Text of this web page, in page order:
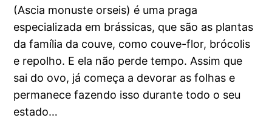
(Ascia monuste orseis) é uma praga
especializada em brássicas, que são as plantas
da família da couve, como couve-flor, brócolis
e repolho. E ela não perde tempo. Assim que
sai do ovo, já começa a devorar as folhas e
permanece fazendo isso durante todo o seu
estado…